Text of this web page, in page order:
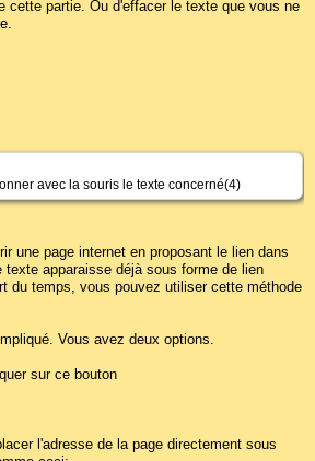
cette partie. Ou d'effacer le texte que vous ne
avec la souris le texte concerné(4)
une page internet en proposant le lien dans
texte apparaisse déjà sous forme de lien
du temps, vous pouvez utiliser cette méthode
Vous avez deux options.
sur ce bouton
l'adresse de la page directement sous